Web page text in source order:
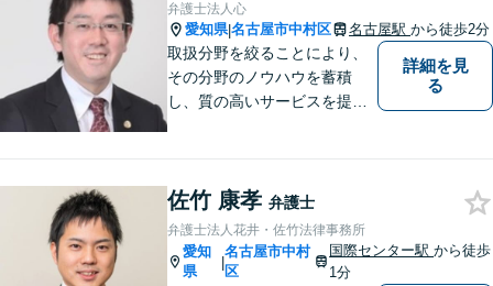
弁護士法人心
愛知県|名古屋市中村区 名古屋駅 から徒歩2分
取扱分野を絞ることにより、
その分野のノウハウを蓄積
し、質の高いサービスを提供
相談ください。
詳細を見
る
佐竹 康孝 弁護士
弁護士法人花井・佐竹法律事務所
愛知
県
|
名古屋市中村
区
国際センター駅から徒歩
1分